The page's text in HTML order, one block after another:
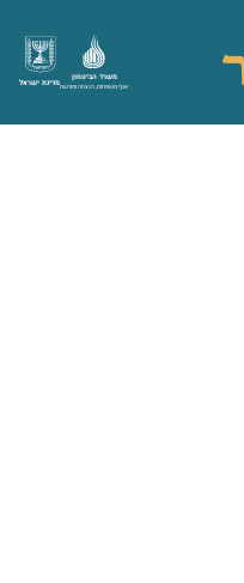
מדינת ישראל
משרד הביטחון
אגף משפחות, הנצחה ומורשת